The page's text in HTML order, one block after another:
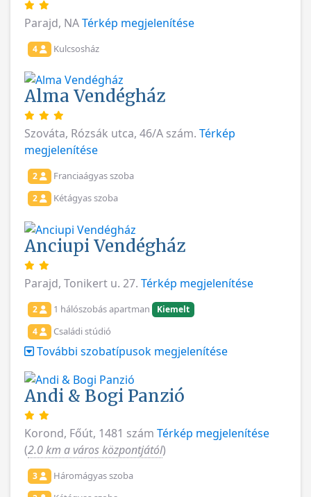
Parajd, NATérkép megjelenítése
4 Kulcsosház
Alma Vendégház
Szováta, Rózsák utca, 46/A szám. Térkép
megjelenítése
2 Franciaágyas szoba
2 Kétágyas szoba
Anciupi Vendégház
Parajd, Tonikert u. 27. Térkép megjelenítése
2 1 hálószobás apartman
Kiemelt
4
Családi stúdió
További szobatípusok megjelenítése
Andi & Bogi Panzió
Korond, Főút, 1481 szám Térkép megjelenítése
(2.0 km a város központjától)
3 Háromágyas szoba